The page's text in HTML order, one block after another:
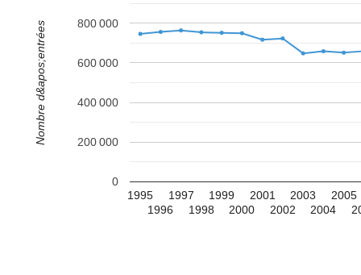
1995
1996
1997
1998
1999
2000
2001
2002
2003
2004
2005
0
200 000
400 000
600 000
800 000
Nombre d&apos;entrées